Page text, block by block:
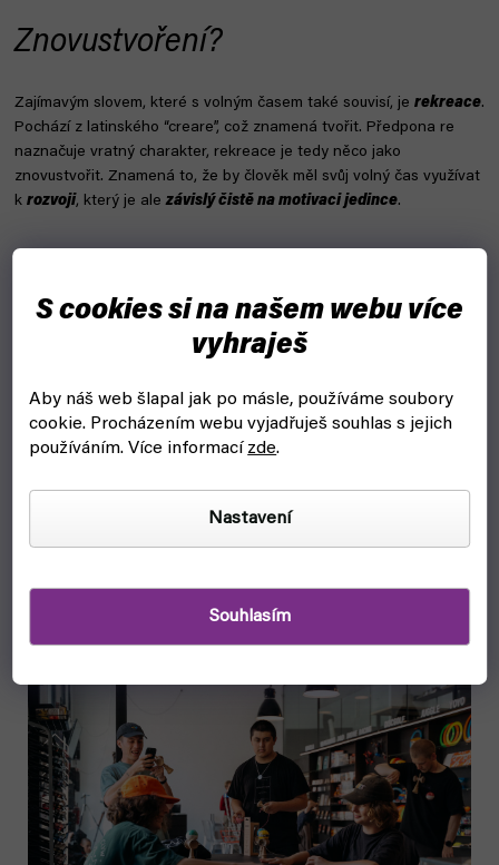
S cookies si na našem webu více
vyhraješ
Aby náš web šlapal jak po másle, používáme soubory
cookie. Procházením webu vyjadřuješ souhlas s jejich
používáním. Více informací zde.
Nastavení
Souhlasím
Znovustvoření?
Zajímavým slovem, které s volným časem také souvisí, je rekreace.
Pochází z latinského “creare”, což znamená tvořit. Předpona re
naznačuje vratný charakter, rekreace je tedy něco jako
znovustvořit. Znamená to, že by člověk měl svůj volný čas využívat
k rozvoji, který je alezávislý čistě na motivaci jedince.
společnost
společnosti: urychlí se tak rozvojspecifických schopnostía
zároveň se potlačuje rozvoj negativních sociálních rysů. Volný čas
tak pak má iekonomický význam. Podněcování jejich zájmové